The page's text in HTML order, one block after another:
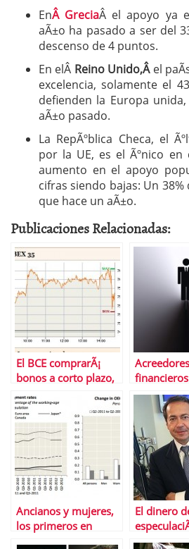
EnÂ GreciaÂ el apoyo ya
aÃ±o ha pasado a ser del
descenso de 4 puntos.
En elÂ Reino Unido,Â el
excelencia, solamente el
defienden la Europa
aÃ±o pasado.
La RepÃºblica Checa, el
por la UE, es el Ãºnico
aumento en el apoyo
cifras siendo bajas: Un 38%
que hace un aÃ±o.
Publicaciones Relacionadas:
El BCE comprarÃ¡
bonos a corto plazo,
pero exige peticiÃ³n
de rescate e
intervenciÃ³n del FMI
Acreedores
quÃ©
deuda?
Ancianos y mujeres,
los primeros en
conseguir un empleo,
El dinero
EspaÃ±a,